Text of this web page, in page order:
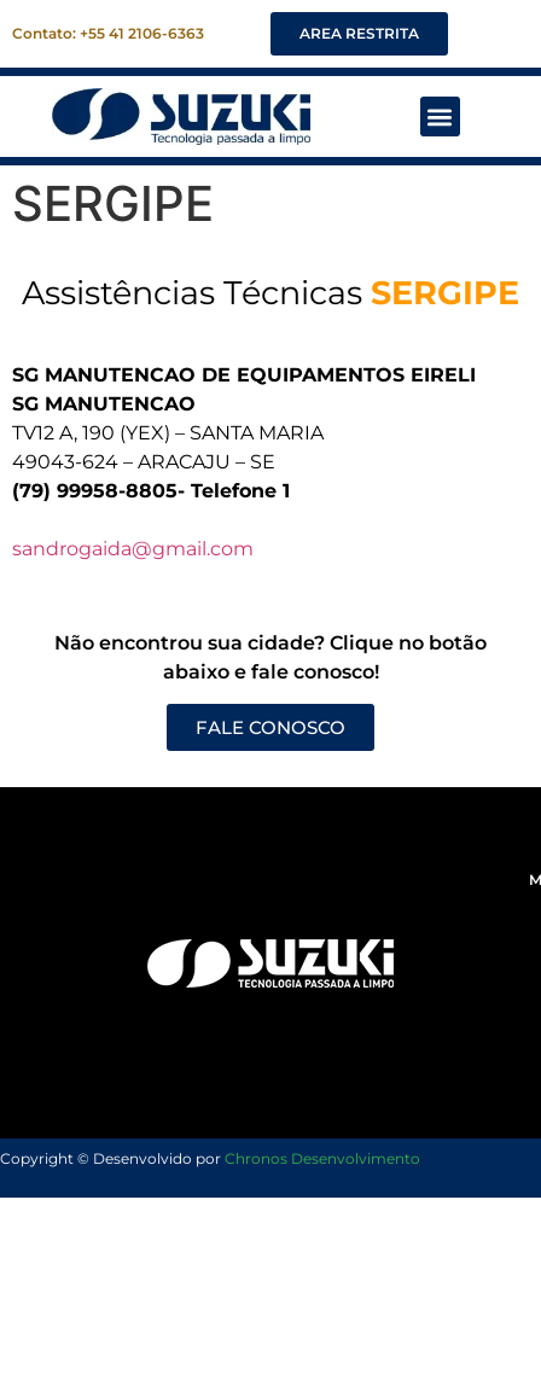
Contato: +55 41 2106-6363 AREA RESTRITA
SERGIPE
Assistências Técnicas SERGIPE
SG MANUTENCAO DE EQUIPAMENTOS EIRELI
SG MANUTENCAO
TV12 A, 190 (YEX) – SANTA MARIA
49043-624 – ARACAJU – SE
(79) 99958-8805- Telefone 1
sandrogaida@gmail.com
Não encontrou sua cidade? Clique no botão
abaixo e fale conosco!
FALE CONOSCO
Copyright © Desenvolvido por Chronos Desenvolvimento